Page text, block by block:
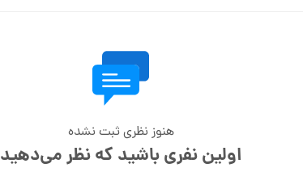
هنوز نظری ثبت نشده
اولین نفری باشید که نظر می‌دهید